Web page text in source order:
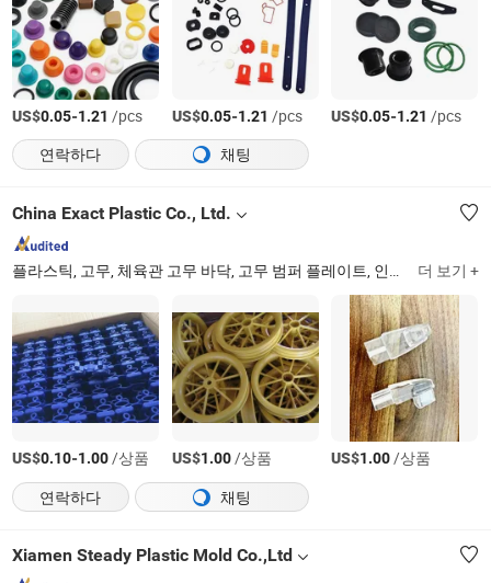
US$0.05-1.21 /pcs US$0.05-1.21 /pcs US$0.05-1.21 /pcs
연락하다
채팅
China Exact Plastic Co., Ltd.
플라스틱, 고무, 체육관 고무 바닥, 고무 범퍼 플레이트, 인터로킹 PVC 차고 바닥 타일, 고무 장착물, 플라스틱 사출 부품 더 보기 +
US$0.10-1.00/상품 US$1.00/상품 US$1.00/상품
연락하다
채팅
Xiamen Steady Plastic Mold Co.,Ltd